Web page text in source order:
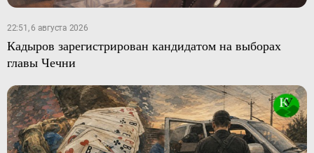
22:51, 6 августа 2026
Кадыров зарегистрирован кандидатом на выборах
главы Чечни